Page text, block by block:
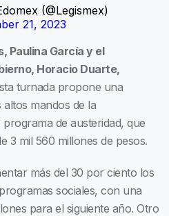
(@Legismex)
21, 2023
Paulina García y el
Horacio Duarte,
turnada propone una
mandos de la
de austeridad, que
3 mil 560 millones de pesos.
más del 30 por ciento los
sociales, con una
para el siguiente año. Otro